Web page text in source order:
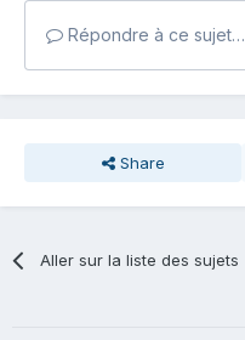
Répondre à ce sujet…
Share
Aller sur la liste des sujets